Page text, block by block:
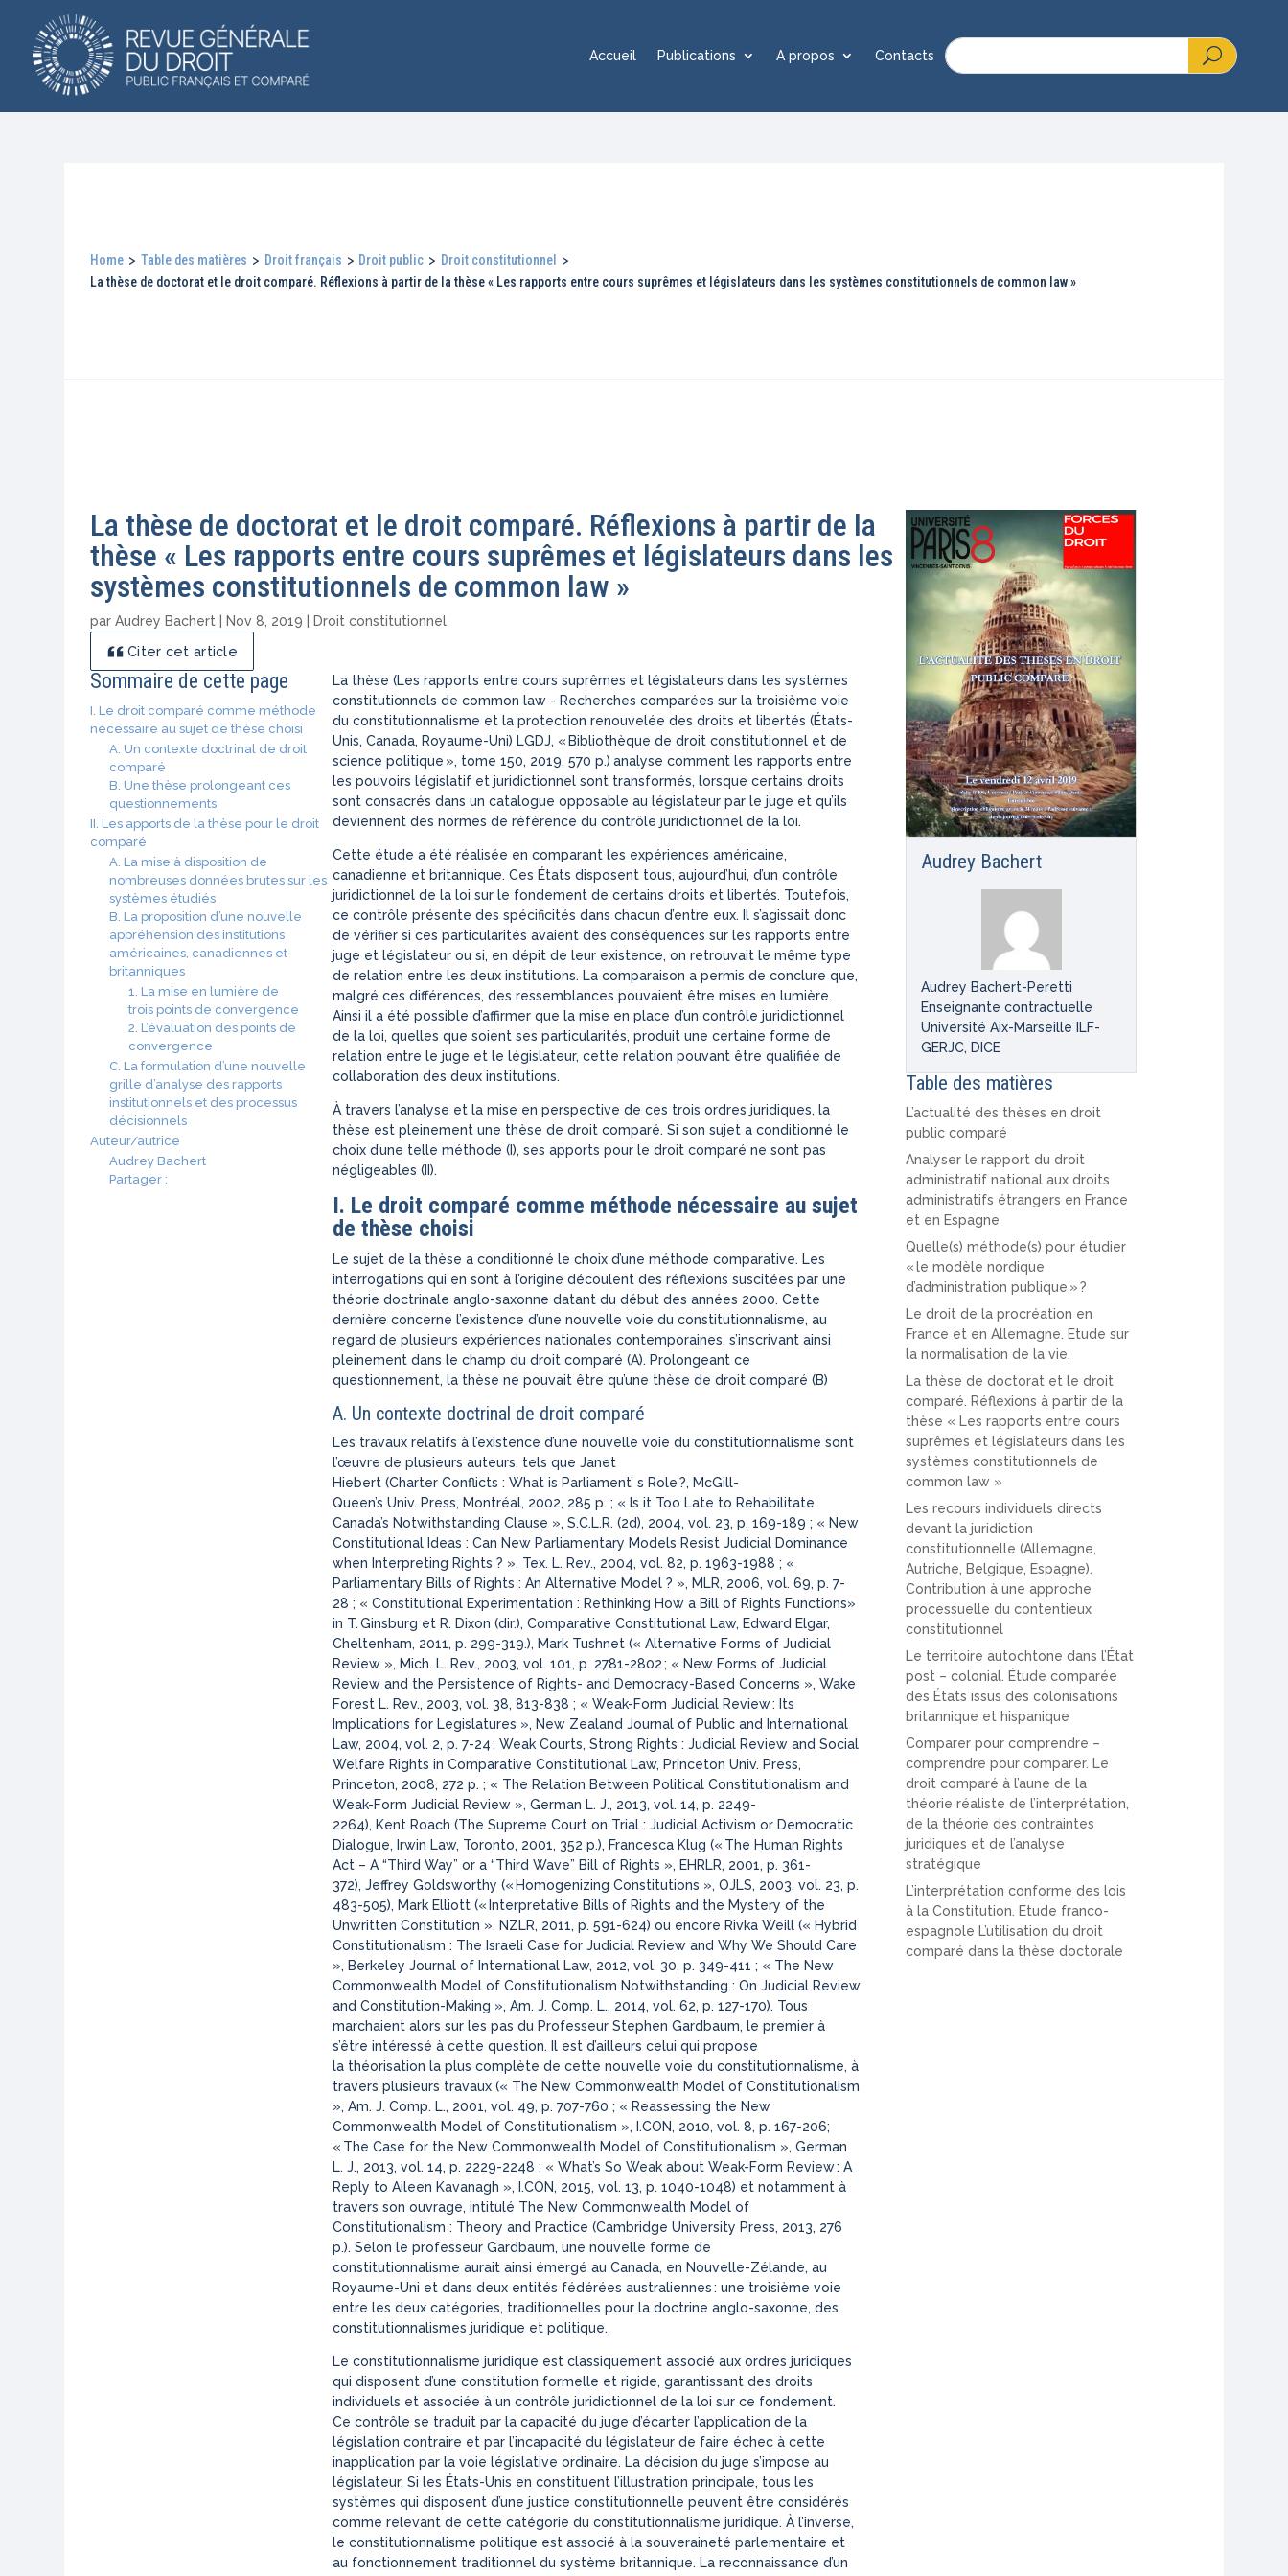
Accueil Publications A propos Contacts
Home > Table des matières > Droit français > Droit public > Droit constitutionnel
>
La thèse de doctorat et le droit comparé. Réflexions à partir de la thèse « Les rapports entre cours suprêmes et législateurs dans les systèmes constitutionnels de common law »
La thèse de doctorat et le droit comparé. Réflexions à partir de la
thèse « Les rapports entre cours suprêmes et législateurs dans les
systèmes constitutionnels de common law »
parAudrey Bachert Nov 8, 2019 Droit constitutionnel
Citer cet article
Sommaire de cette page
I. Le droit comparé comme méthode
nécessaire au sujet de thèse choisi
A. Un contexte doctrinal de droit
comparé
B. Une thèse prolongeant ces
questionnements
II. Les apports de la thèse pour le droit
comparé
A. La mise à disposition de
nombreuses données brutes sur les
systèmes étudiés
B. La proposition d’une nouvelle
appréhension des institutions
américaines, canadiennes et
britanniques
1. La mise en lumière de
trois points de convergence
2. L’évaluation des points de
convergence
C. La formulation d’une nouvelle
grille d’analyse des rapports
institutionnels et des processus
décisionnels
Auteur/autrice
Audrey Bachert
Partager :
La thèse (Les rapports entre cours suprêmes et législateurs dans les systèmes
constitutionnels de common law - Recherches comparées sur la troisième voie
du constitutionnalisme et la protection renouvelée des droits et libertés (États-
Unis, Canada, Royaume-Uni) LGDJ, « Bibliothèque de droit constitutionnel et de
science politique », tome 150, 2019, 570 p.) analyse comment les rapports entre
les pouvoirs législatif et juridictionnel sont transformés, lorsque certains droits
sont consacrés dans un catalogue opposable au législateur par le juge et qu’ils
deviennent des normes de référence du contrôle juridictionnel de la loi.
Cette étude a été réalisée en comparant les expériences américaine,
canadienne et britannique. Ces États disposent tous, aujourd’hui, d’un contrôle
juridictionnel de la loi sur le fondement de certains droits et libertés. Toutefois,
ce contrôle présente des spécificités dans chacun d’entre eux. Il s’agissait donc
de vérifier si ces particularités avaient des conséquences sur les rapports entre
juge et législateur ou si, en dépit de leur existence, on retrouvait le même type
de relation entre les deux institutions. La comparaison a permis de conclure que,
malgré ces différences, des ressemblances pouvaient être mises en lumière.
Ainsi il a été possible d’affirmer que la mise en place d’un contrôle juridictionnel
de la loi, quelles que soient ses particularités, produit une certaine forme de
relation entre le juge et le législateur, cette relation pouvant être qualifiée de
collaboration des deux institutions.
À travers l’analyse et la mise en perspective de ces trois ordres juridiques, la
thèse est pleinement une thèse de droit comparé. Si son sujet a conditionné le
choix d’une telle méthode (I), ses apports pour le droit comparé ne sont pas
négligeables (II).
I. Le droit comparé comme méthode nécessaire au sujet
de thèse choisi
Le sujet de la thèse a conditionné le choix d’une méthode comparative. Les
interrogations qui en sont à l’origine découlent des réflexions suscitées par une
théorie doctrinale anglo-saxonne datant du début des années 2000. Cette
dernière concerne l’existence d’une nouvelle voie du constitutionnalisme, au
regard de plusieurs expériences nationales contemporaines, s’inscrivant ainsi
pleinement dans le champ du droit comparé (A). Prolongeant ce
questionnement, la thèse ne pouvait être qu’une thèse de droit comparé (B)
A. Un contexte doctrinal de droit comparé
Les travaux relatifs à l’existence d’une nouvelle voie du constitutionnalisme sont
l’œuvre de plusieurs auteurs, tels que Janet
Hiebert (Charter Conflicts : What is Parliament’ s Role ?, McGill-
Queen’s Univ. Press, Montréal, 2002, 285 p. ; « Is it Too Late to Rehabilitate
Canada’s Notwithstanding Clause », S.C.L.R. (2d), 2004, vol. 23, p. 169-189 ; « New
Constitutional Ideas : Can New Parliamentary Models Resist Judicial Dominance
when Interpreting Rights ? », Tex. L. Rev., 2004, vol. 82, p. 1963-1988 ; «
Parliamentary Bills of Rights : An Alternative Model ? », MLR, 2006, vol. 69, p. 7-
28 ; « Constitutional Experimentation : Rethinking How a Bill of Rights Functions»
in T.Ginsburg et R. Dixon (dir.), Comparative Constitutional Law, Edward Elgar,
Cheltenham, 2011, p. 299-319.), Mark Tushnet (« Alternative Forms of Judicial
Review », Mich. L. Rev., 2003, vol. 101, p. 2781-2802; « New Forms of Judicial
Review and the Persistence of Rights- and Democracy-Based Concerns », Wake
Forest L. Rev., 2003, vol. 38, 813-838 ; « Weak-Form Judicial Review: Its
Implications for Legislatures », New Zealand Journal of Public and International
Law, 2004, vol. 2, p. 7-24; Weak Courts, Strong Rights : Judicial Review and Social
Welfare Rights in Comparative Constitutional Law, Princeton Univ. Press,
Princeton, 2008, 272 p. ; « The Relation Between Political Constitutionalism and
Weak-Form Judicial Review », German L. J., 2013, vol. 14, p. 2249-
2264), Kent Roach (The Supreme Court on Trial : Judicial Activism or Democratic
Dialogue, Irwin Law, Toronto, 2001, 352 p.), Francesca Klug (« The Human Rights
Act – A “Third Way” or a “Third Wave” Bill of Rights », EHRLR, 2001, p. 361-
372), Jeffrey Goldsworthy (« Homogenizing Constitutions », OJLS, 2003, vol. 23, p.
483-505), Mark Elliott (« Interpretative Bills of Rights and the Mystery of the
Unwritten Constitution », NZLR, 2011, p. 591-624) ou encore Rivka Weill (« Hybrid
Constitutionalism : The Israeli Case for Judicial Review and Why We Should Care
», Berkeley Journal of International Law, 2012, vol. 30, p. 349-411 ; « The New
Commonwealth Model of Constitutionalism Notwithstanding : On Judicial Review
and Constitution-Making », Am. J. Comp. L., 2014, vol. 62, p. 127-170). Tous
marchaient alors sur les pas du Professeur Stephen Gardbaum, le premier à
s’être intéressé à cette question. Il est d’ailleurs celui qui propose
la théorisation la plus complète de cette nouvelle voie du constitutionnalisme, à
travers plusieurs travaux (« The New Commonwealth Model of Constitutionalism
», Am. J. Comp. L., 2001, vol. 49, p. 707-760 ; « Reassessing the New
Commonwealth Model of Constitutionalism », I.CON, 2010, vol. 8, p. 167-206;
« The Case for the New Commonwealth Model of Constitutionalism », German
L. J., 2013, vol. 14, p. 2229-2248 ; « What’s So Weak about Weak-Form Review: A
Reply to Aileen Kavanagh », I.CON, 2015, vol. 13, p. 1040-1048) et notamment à
travers son ouvrage, intitulé The New Commonwealth Model of
Constitutionalism : Theory and Practice (Cambridge University Press, 2013, 276
p.). Selon le professeur Gardbaum, une nouvelle forme de
constitutionnalisme aurait ainsi émergé au Canada, en Nouvelle-Zélande, au
Royaume-Uni et dans deux entités fédérées australiennes : une troisième voie
entre les deux catégories, traditionnelles pour la doctrine anglo-saxonne, des
constitutionnalismes juridique et politique.
Le constitutionnalisme juridique est classiquement associé aux ordres juridiques
qui disposent d’une constitution formelle et rigide, garantissant des droits
individuels et associée à un contrôle juridictionnel de la loi sur ce fondement.
Ce contrôle se traduit par la capacité du juge d’écarter l’application de la
législation contraire et par l’incapacité du législateur de faire échec à cette
inapplication par la voie législative ordinaire. La décision du juge s’impose au
législateur. Si les États-Unis en constituent l’illustration principale, tous les
systèmes qui disposent d’une justice constitutionnelle peuvent être considérés
comme relevant de cette catégorie du constitutionnalisme juridique. À l’inverse,
le constitutionnalisme politique est associé à la souveraineté parlementaire et
au fonctionnement traditionnel du système britannique. La reconnaissance d’un
Audrey Bachert
Audrey Bachert-Peretti
Enseignante contractuelle
Université Aix-Marseille ILF-
GERJC, DICE
Table des matières
L’actualité des thèses en droit
public comparé
Analyser le rapport du droit
administratif national aux droits
administratifs étrangers en France
et en Espagne
Quelle(s) méthode(s) pour étudier
« le modèle nordique
d’administration publique » ?
Le droit de la procréation en
France et en Allemagne. Etude sur
la normalisation de la vie.
La thèse de doctorat et le droit
comparé. Réflexions à partir de la
thèse « Les rapports entre cours
suprêmes et législateurs dans les
systèmes constitutionnels de
common law »
Les recours individuels directs
devant la juridiction
constitutionnelle (Allemagne,
Autriche, Belgique, Espagne).
Contribution à une approche
processuelle du contentieux
constitutionnel
Le territoire autochtone dans l’État
post – colonial. Étude comparée
des États issus des colonisations
britannique et hispanique
Comparer pour comprendre –
comprendre pour comparer. Le
droit comparé à l’aune de la
théorie réaliste de l’interprétation,
de la théorie des contraintes
juridiques et de l’analyse
stratégique
L’interprétation conforme des lois
à la Constitution. Etude franco-
espagnole L’utilisation du droit
comparé dans la thèse doctorale